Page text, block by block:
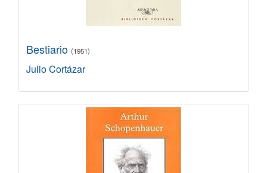
Bestiario (1951)
Julio Cortázar